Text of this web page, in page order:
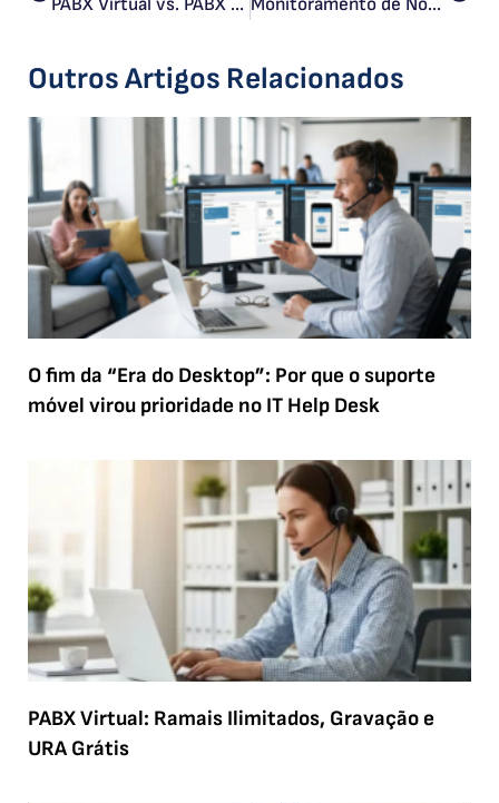
PABX Virtual vs. PABX Tradicional: Qual é a Melhor Opção para o Seu Negócio? Monitoramento de Notebooks nas Empresas e Seu o Impacto na Produtividade
Outros Artigos Relacionados
O fim da “Era do Desktop”: Por que o suporte
móvel virou prioridade no IT Help Desk
PABX Virtual: Ramais Ilimitados, Gravação e
URA Grátis